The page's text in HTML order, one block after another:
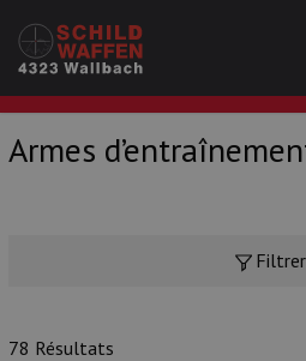
Armes
Filtrer
78 Résultats